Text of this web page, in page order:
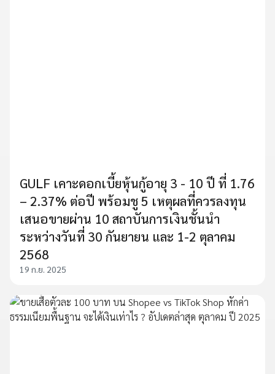
GULF เคาะดอกเบี้ยหุ้นกู้อายุ 3 - 10 ปี ที่ 1.76
– 2.37% ต่อปี พร้อมชู 5 เหตุผลที่ควรลงทุน
เสนอขายผ่าน 10 สถาบันการเงินชั้นนำ
ระหว่างวันที่ 30 กันยายน และ 1-2 ตุลาคม
2568
19 ก.ย. 2025